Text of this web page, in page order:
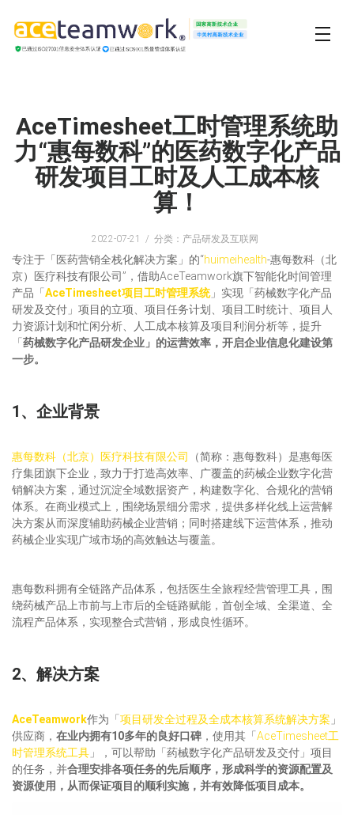
AceTimesheet工时管理系统助
力“惠每数科”的医药数字化产品
研发项目工时及人工成本核
算！
2022-07-21 分类：产品研发及互联网
专注于「医药营销全栈化解决方案」的“huimeihealth-惠每数科（北
京）医疗科技有限公司”，借助AceTeamwork旗下智能化时间管理
产品「 AceTimesheet项目工时管理系统」实现「药械数字化产品
研发及交付」项目的立项、项目任务计划、项目工时统计、项目人
力资源计划和忙闲分析、人工成本核算及项目利润分析等，提升
「 药械数字化产品研发企业」的运营效率，开启企业信息化建设第
一步。
1、企业背景
惠每数科（北京）医疗科技有限公司
（简称：惠每数科）是惠每医
疗集团旗下企业，致力于打造高效率、广覆盖的药械企业数字化营
销解决方案，通过沉淀全域数据资产，构建数字化、合规化的营销
体系。在商业模式上，围绕场景细分需求，提供多样化线上运营解
决方案从而深度辅助药械企业营销；同时搭建线下运营体系，推动
药械企业实现广域市场的高效触达与覆盖。
惠每数科拥有全链路产品体系，包括医生全旅程经营管理工具，围
绕药械产品上市前与上市后的全链路赋能，首创全域、全渠道、全
流程产品体系，实现整合式营销，形成良性循环。
2、解决方案
AceTeamwork作为「 项目研发全过程及全成本核算系统解决方案 」
供应商， 在业内拥有10多年的良好口碑 ，使用其「 AceTimesheet工
时管理系统工具 」，可以帮助「药械数字化产品研发及交付」项目
的任务，并合理安排各项任务的先后顺序，形成科学的资源配置及
资源使用，从而保证项目的顺利实施，并有效降低项目成本。